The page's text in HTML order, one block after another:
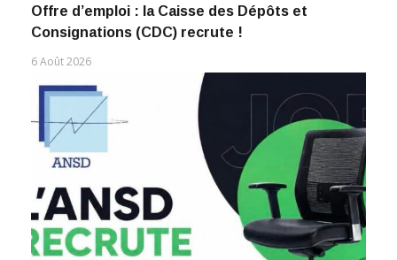
Offre d’emploi : la Caisse des Dépôts et
Consignations (CDC) recrute !
6 Août 2026